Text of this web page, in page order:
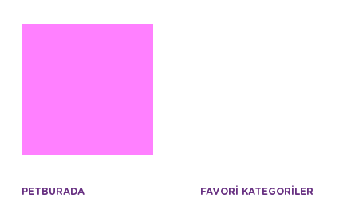
PETBURADA FAVORİ KATEGORİLER